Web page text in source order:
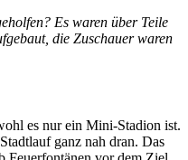
Es waren über Teile
die Zuschauer waren
es nur ein Mini-Stadion ist.
ganz nah dran. Das